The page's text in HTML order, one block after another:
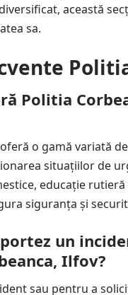
această
sa.
Politia
o gamă variată
situațiilor de
educație
siguranța și
un
Ilfov?
sau pentru a